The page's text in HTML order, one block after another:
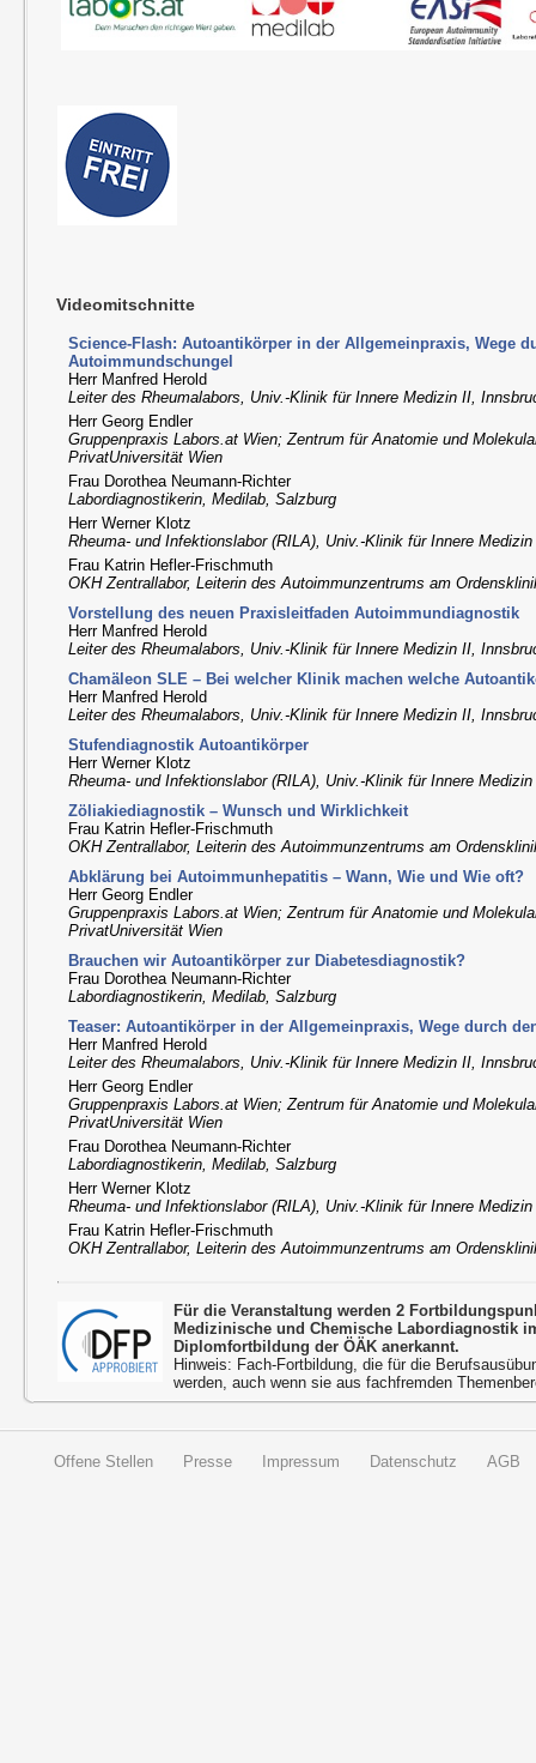
Videomitschnitte
Science-Flash: Autoantikörper in der Allgemeinpraxis, Wege
Autoimmundschungel
Herr Manfred Herold
Leiter des Rheumalabors, Univ.-Klinik für Innere Medizin II,
Herr Georg Endler
Gruppenpraxis Labors.at Wien; Zentrum für Anatomie und
PrivatUniversität Wien
Frau Dorothea Neumann-Richter
Labordiagnostikerin, Medilab, Salzburg
Herr Werner Klotz
Rheuma- und Infektionslabor (RILA), Univ.-Klinik für Innere
Frau Katrin Hefler-Frischmuth
OKH Zentrallabor, Leiterin des Autoimmunzentrums am
Vorstellung des neuen Praxisleitfaden Autoimmundiagnostik
Herr Manfred Herold
Leiter des Rheumalabors, Univ.-Klinik für Innere Medizin II,
Chamäleon SLE – Bei welcher Klinik machen welche
Herr Manfred Herold
Leiter des Rheumalabors, Univ.-Klinik für Innere Medizin II,
Stufendiagnostik Autoantikörper
Herr Werner Klotz
Rheuma- und Infektionslabor (RILA), Univ.-Klinik für Innere
Zöliakiediagnostik – Wunsch und Wirklichkeit
Frau Katrin Hefler-Frischmuth
OKH Zentrallabor, Leiterin des Autoimmunzentrums am
Abklärung bei Autoimmunhepatitis – Wann, Wie und Wie oft?
Herr Georg Endler
Gruppenpraxis Labors.at Wien; Zentrum für Anatomie und
PrivatUniversität Wien
Brauchen wir Autoantikörper zur Diabetesdiagnostik?
Frau Dorothea Neumann-Richter
Labordiagnostikerin, Medilab, Salzburg
Teaser: Autoantikörper in der Allgemeinpraxis, Wege durch
Herr Manfred Herold
Leiter des Rheumalabors, Univ.-Klinik für Innere Medizin II,
Herr Georg Endler
Gruppenpraxis Labors.at Wien; Zentrum für Anatomie und
PrivatUniversität Wien
Frau Dorothea Neumann-Richter
Labordiagnostikerin, Medilab, Salzburg
Herr Werner Klotz
Rheuma- und Infektionslabor (RILA), Univ.-Klinik für Innere
Frau Katrin Hefler-Frischmuth
OKH Zentrallabor, Leiterin des Autoimmunzentrums am
Für die Veranstaltung werden 2
Medizinische und Chemische Labordiagnostik
Diplomfortbildung der ÖÄK anerkannt.
Hinweis: Fach-Fortbildung, die für die
werden, auch wenn sie aus fachfremden
Offene Stellen Presse Impressum Datenschutz AGB